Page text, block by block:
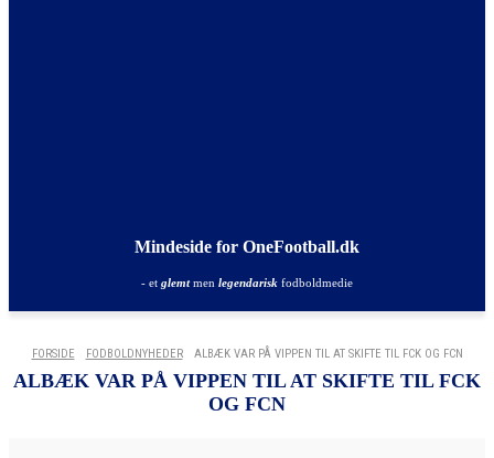
Mindeside for OneFootball.dk
- et glemtmen legendarisk fodboldmedie
FORSIDE FODBOLDNYHEDER ALBÆK VAR PÅ VIPPEN TIL AT SKIFTE TIL FCK OG FCN
ALBÆK VAR PÅ VIPPEN TIL AT SKIFTE TIL FCK
OG FCN